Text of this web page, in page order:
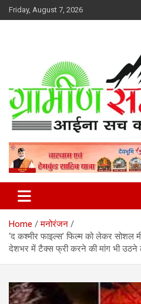
Skip
to
Friday, August 7, 2026
Gramin Samay
Home
मनोरंजन
‘द कश्मीर फाइल्स’ फिल्म को लेकर सोशल
देशभर में टैक्स फ्री करने की मांग भी उठने